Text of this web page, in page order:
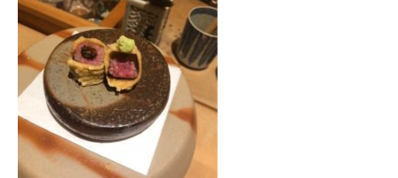
スタッフ紹介
スタッフブログ